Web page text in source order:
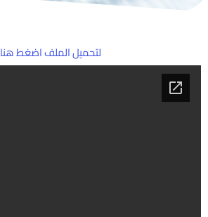
لتحميل الملف اضغط هنا